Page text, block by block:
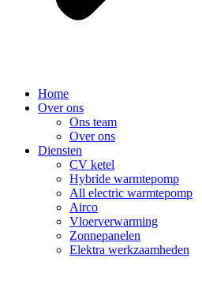
Home
Over ons
Ons team
Over ons
Diensten
CV ketel
Hybride warmtepomp
All electric warmtepomp
Airco
Vloerverwarming
Zonnepanelen
Elektra werkzaamheden